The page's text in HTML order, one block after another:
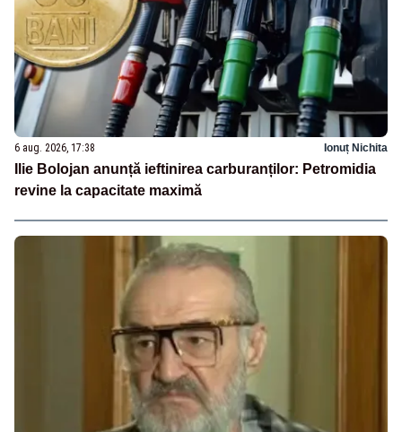
6 aug. 2026, 17:38 Ionuț Nichita
Ilie Bolojan anunță ieftinirea carburanților: Petromidia
revine la capacitate maximă